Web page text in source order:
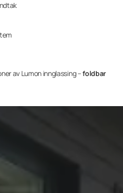
av Lumon innglassing –foldbar